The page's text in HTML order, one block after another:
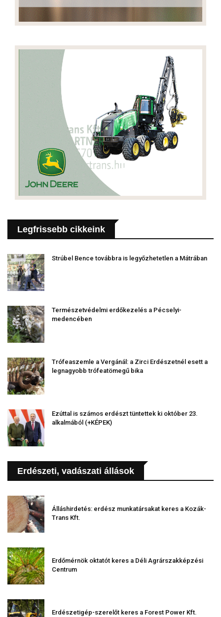
Legfrissebb cikkeink
Strúbel Bence továbbra is legyőzhetetlen a Mátrában
Természetvédelmi erdőkezelés a Pécselyi-
medencében
Trófeaszemle a Vergánál: a Zirci Erdészetnél esett a
legnagyobb trófeatömegű bika
Ezúttal is számos erdészt tüntettek ki október 23.
alkalmából (+KÉPEK)
Erdészeti, vadászati állások
Álláshirdetés: erdész munkatársakat keres a Kozák-
Trans Kft.
Erdőmérnök oktatót keres a Déli Agrárszakképzési
Centrum
Erdészetigép-szerelőt keres a Forest Power Kft.